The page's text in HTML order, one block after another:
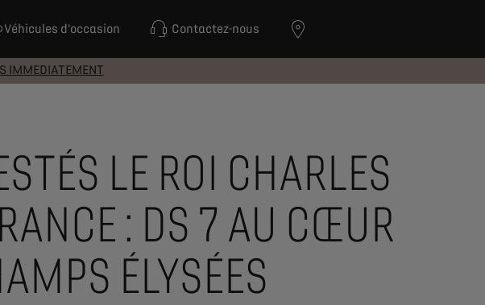
Véhicules d'occasion Contactez-nous
IMMEDIATEMENT
LE ROI CHARLES
: DS 7 AU CŒUR
ÉLYSÉES